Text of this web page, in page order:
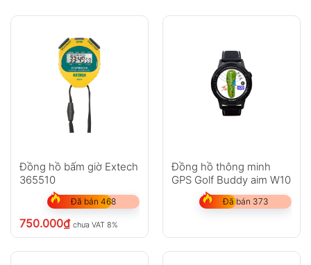
Đồng hồ bấm giờ Extech
365510
Đã bán 468
750.000₫ chưa VAT 8%
Đồng hồ thông minh
GPS Golf Buddy aim W10
Đã bán 373